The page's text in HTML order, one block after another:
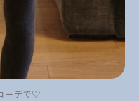
ーデで♡